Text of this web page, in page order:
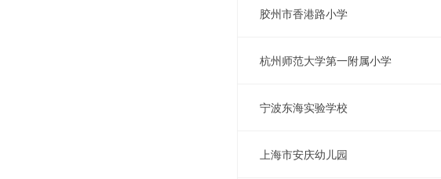
胶州市香港路小学
杭州师范大学第一附属小学
宁波东海实验学校
上海市安庆幼儿园